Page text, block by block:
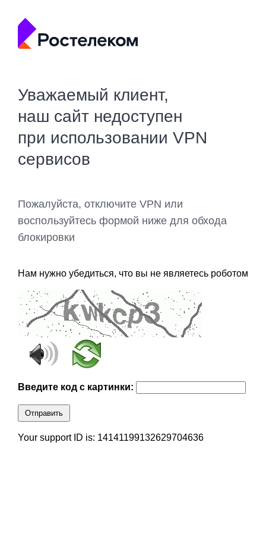
Уважаемый клиент,
наш сайт недоступен
при использовании VPN
сервисов
Пожалуйста, отключите VPN или
воспользуйтесь формой ниже для обхода
блокировки
Нам нужно убедиться, что вы не являетесь роботом
Введите код с картинки:
Отправить
Your support ID is: 14141199132629704636